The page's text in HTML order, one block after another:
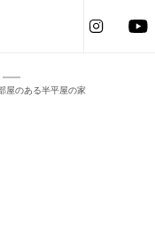
屋のある半平屋の家